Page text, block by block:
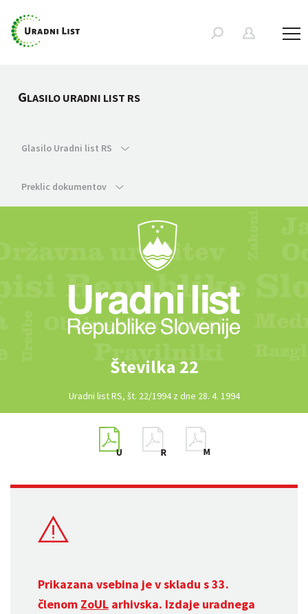
GLASILO URADNI LIST RS
Glasilo Uradni list RS
Preklic dokumentov
Številka 22
Uradni list RS, št. 22/1994 z dne 28. 4. 1994
Prikazana vsebina je v skladu s 33.
členom ZoUL arhivska. Izdaje uradnega